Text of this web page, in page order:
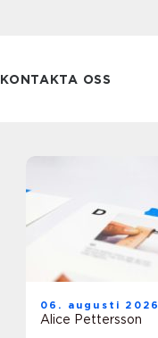
KONTAKTA OSS
06. augusti 2026
Alice Pettersson